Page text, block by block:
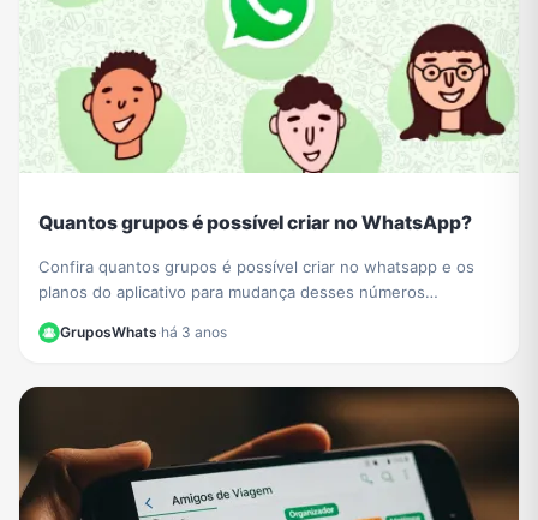
Quantos grupos é possível criar no WhatsApp?
Confira quantos grupos é possível criar no whatsapp e os
planos do aplicativo para mudança desses números
GruposWhats·há 3 anos